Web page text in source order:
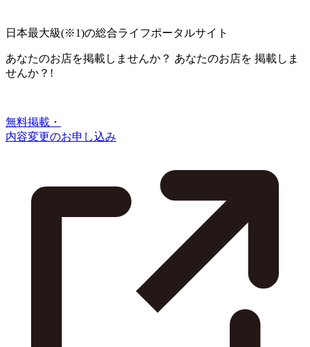
日本最大級(※1)の総合ライフポータルサイト
あなたのお店を掲載しませんか？ あなたのお店を 掲載しま
せんか？!
無料掲載・
内容変更のお申し込み